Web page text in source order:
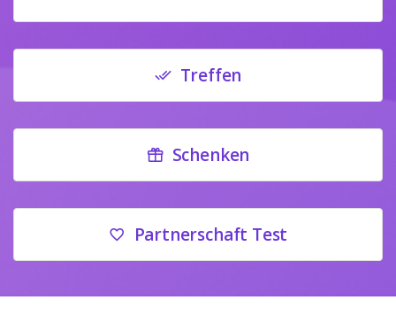
Treffen
Schenken
Partnerschaft Test